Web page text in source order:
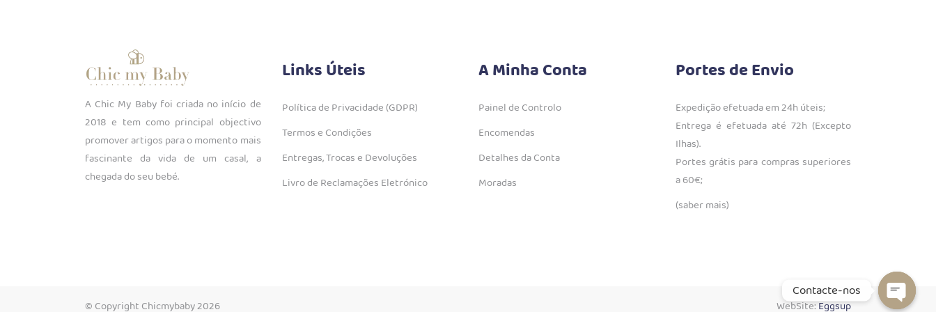
A Chic My Baby foi criada no início de
2018 e tem como principal objectivo
promover artigos para o momento mais
fascinante da vida de um casal, a
chegada do seu bebé.
Links Úteis
Política de Privacidade (GDPR)
Termos e Condições
Entregas, Trocas e Devoluções
Livro de Reclamações Eletrónico
A Minha Conta
Painel de Controlo
Encomendas
Detalhes da Conta
Moradas
Portes de Envio
Expedição efetuada em 24h úteis;
Entrega é efetuada até 72h (Excepto
Ilhas).
Portes grátis para compras superiores
a 60€;
(saber mais)
© Copyright Chicmybaby 2026 WebSite:Eggsup
Contacte-nos